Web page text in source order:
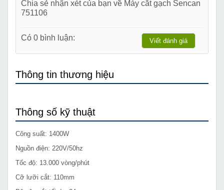
Chia sẻ nhận xét của bạn về Máy cắt gạch Sencan
751106
Có 0 bình luận: Viết đánh giá
Thông tin thương hiệu
Thông số kỹ thuật
Công suất: 1400W
Nguồn điện: 220V/50hz
Tốc độ: 13.000 vòng/phút
Cỡ lưỡi cắt: 110mm